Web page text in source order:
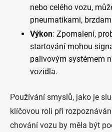
nebo celého vozu,
pneumatikami,
Výkon: Zpomalení,
startování mohou
palivovým systémem
vozidla.
Používání smyslů, jako je
klíčovou roli při
chování vozu by měla být